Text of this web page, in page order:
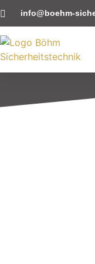
info@boehm-